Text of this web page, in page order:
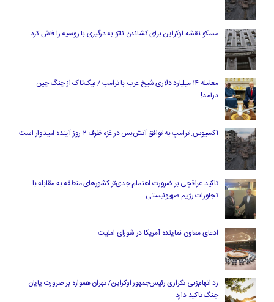
مسکو نقشه اوکراین برای کشاندن ناتو به درگیری با روسیه را فاش کرد
معامله ۱۴ میلیارد دلاری شیخ عرب با ترامپ / تیک‌تاک از چنگ چین
درآمد!
آکسیوس: ترامپ به توافق آتش‌بس در غزه ظرف ۲ روز آینده امیدوار است
تاکید عراقچی بر ضرورت اهتمام جدی‌تر کشورهای منطقه به مقابله با
تجاوزات رژیم صهیونیستی
ادعای معاون نماینده آمریکا در شورای امنیت
رد اتهام‌زنی تکراری رئیس‌جمهور اوکراین/ تهران همواره بر ضرورت پایان
جنگ تاکید دارد